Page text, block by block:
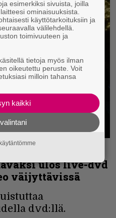
Visions
ulos live-dvd
väijyttävissä
dvd:llä.
esimerkiksi sivuista, joilla
ominaisuuksista.
käyttötarkoituksiin ja
välilehdellä.
toimivuuteen ja
tietoja myös ilman
oikeutettu peruste. Voit
milloin tahansa
kaikki